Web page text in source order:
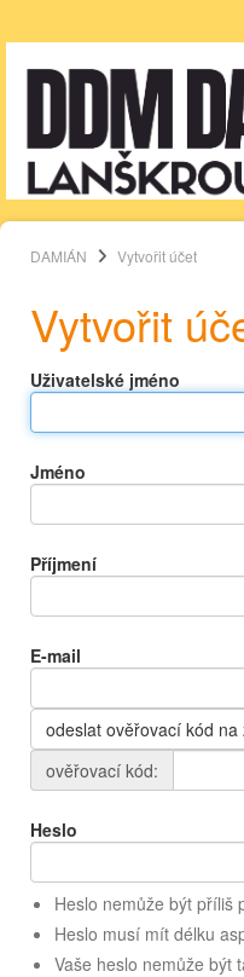
DAMIÁN Vytvořit účet
Vytvořit
Uživatelské jméno
Jméno
Příjmení
E-mail
odeslat ověřovací kód
ověřovací kód:
Heslo
Heslo nemůže být příliš
Heslo musí mít délku
Vaše heslo nemůže být